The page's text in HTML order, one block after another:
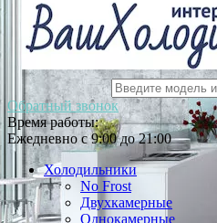
Обратный звонок
Время работы:
Ежедневно с 9:00 до 21:00
Холодильники
No Frost
Двухкамерные
Однокамерные